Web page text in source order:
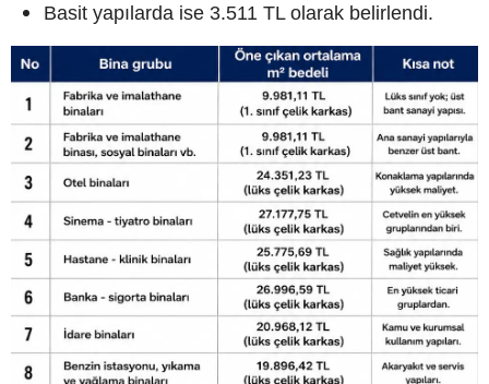
Basit yapılarda ise 3.511 TL olarak belirlendi.